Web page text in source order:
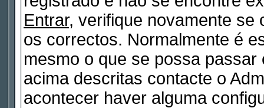
Entrar, verifique novamente se
os correctos. Normalmente é
mesmo o que se possa
acima descritas contacte o
acontecer haver alguma